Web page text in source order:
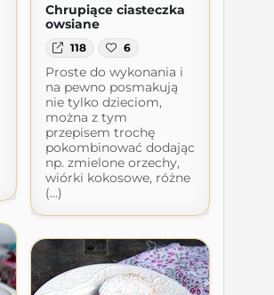
Chrupiące ciasteczka
owsiane
118 6
Proste do wykonania i
na pewno posmakują
nie tylko dzieciom,
można z tym
przepisem trochę
pokombinować dodając
np. zmielone orzechy,
wiórki kokosowe, różne
(...)